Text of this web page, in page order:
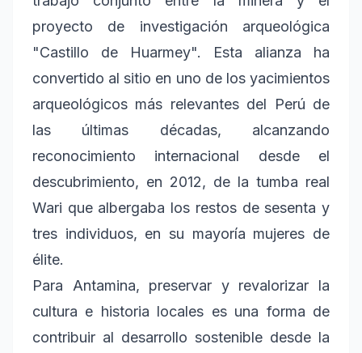
proyecto de investigación arqueológica
"Castillo de Huarmey". Esta alianza ha
convertido al sitio en uno de los yacimientos
arqueológicos más relevantes del Perú de
las últimas décadas, alcanzando
reconocimiento internacional desde el
descubrimiento, en 2012, de la tumba real
Wari que albergaba los restos de sesenta y
tres individuos, en su mayoría mujeres de
élite.
Para Antamina, preservar y revalorizar la
cultura e historia locales es una forma de
contribuir al desarrollo sostenible desde la